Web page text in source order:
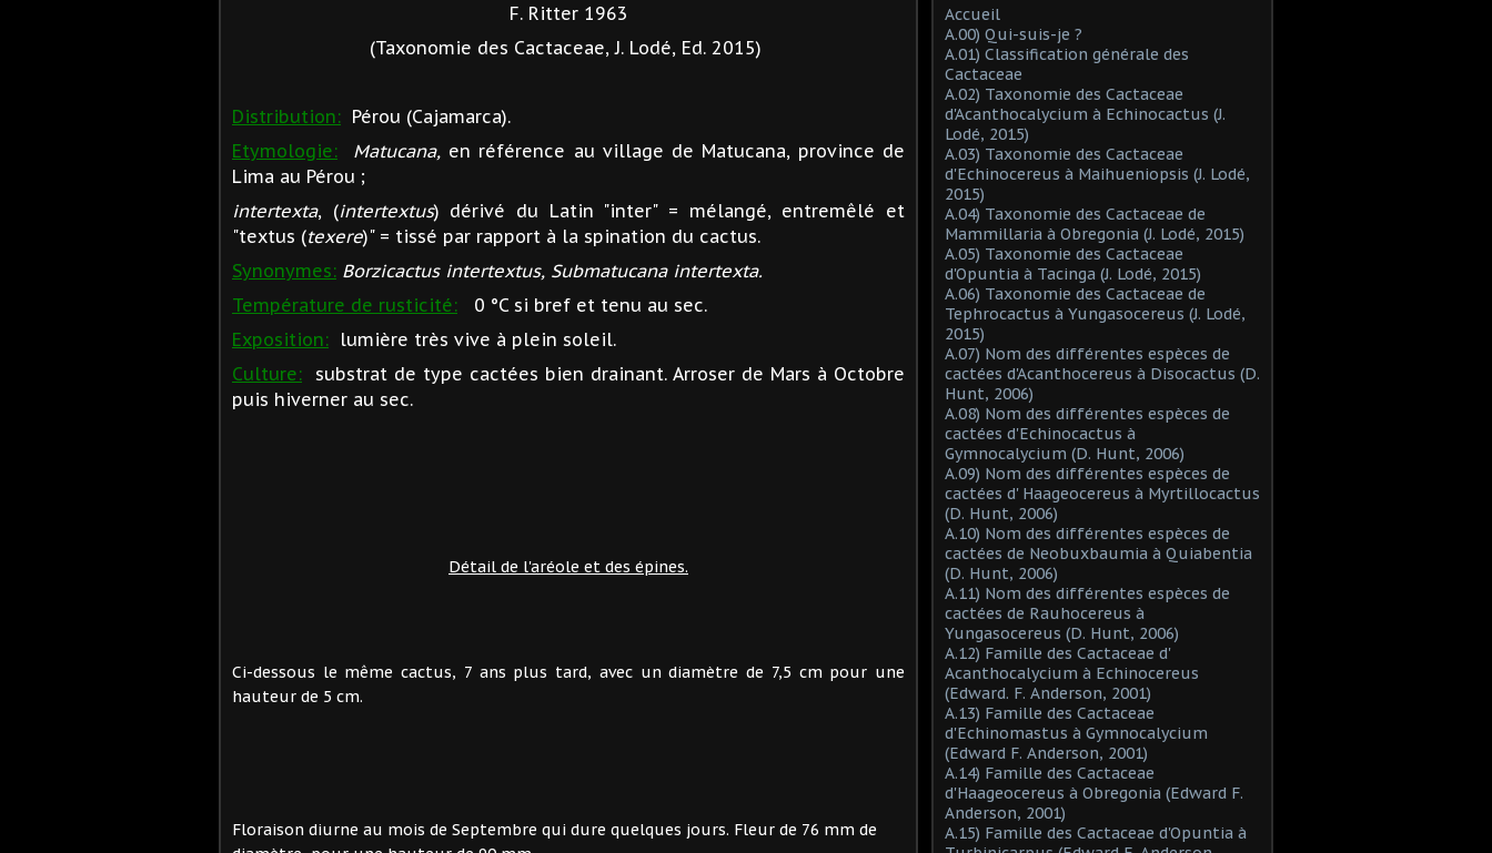
F. Ritter 1963
(Taxonomie des Cactaceae, J. Lodé, Ed. 2015)
Distribution: Pérou (Cajamarca).
Etymologie:
Matucana, en référence au village de Matucana, province de
Lima au Pérou ;
intertexta, (intertextus) dérivé du Latin "inter" = mélangé, entremêlé et
"textus (texere)" = tissé par rapport à la spination du cactus.
Synonymes: Borzicactus intertextus, Submatucana intertexta.
Température de rusticité:
0 °C si bref et tenu au sec.
Exposition: lumière très vive à plein soleil.
Culture: substrat de type cactées bien drainant. Arroser de Mars à Octobre
puis hiverner au sec.
Détail de l'aréole et des épines.
Ci-dessous le même cactus, 7 ans plus tard, avec un diamètre de 7,5 cm pour une
hauteur de 5 cm.
Floraison diurne au mois de Septembre qui dure quelques jours. Fleur de 76 mm de
Accueil
A.00) Qui-suis-je ?
A.01) Classification générale des
Cactaceae
A.02) Taxonomie des Cactaceae
d'Acanthocalycium à Echinocactus (J.
Lodé, 2015)
A.03) Taxonomie des Cactaceae
d'Echinocereus à Maihueniopsis (J. Lodé,
2015)
A.04) Taxonomie des Cactaceae de
Mammillaria à Obregonia (J. Lodé, 2015)
A.05) Taxonomie des Cactaceae
d'Opuntia à Tacinga (J. Lodé, 2015)
A.06) Taxonomie des Cactaceae de
Tephrocactus à Yungasocereus (J. Lodé,
2015)
A.07) Nom des différentes espèces de
cactées d'Acanthocereus à Disocactus (D.
Hunt, 2006)
A.08) Nom des différentes espèces de
cactées d'Echinocactus à
Gymnocalycium (D. Hunt, 2006)
A.09) Nom des différentes espèces de
cactées d' Haageocereus à Myrtillocactus
(D. Hunt, 2006)
A.10) Nom des différentes espèces de
cactées de Neobuxbaumia à Quiabentia
(D. Hunt, 2006)
A.11) Nom des différentes espèces de
cactées de Rauhocereus à
Yungasocereus (D. Hunt, 2006)
A.12) Famille des Cactaceae d'
Acanthocalycium à Echinocereus
(Edward. F. Anderson, 2001)
A.13) Famille des Cactaceae
d'Echinomastus à Gymnocalycium
(Edward F. Anderson, 2001)
A.14) Famille des Cactaceae
d'Haageocereus à Obregonia (Edward F.
Anderson, 2001)
A.15) Famille des Cactaceae d'Opuntia à